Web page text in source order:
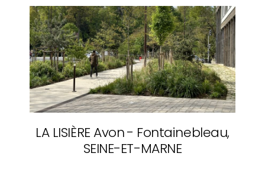
LA LISIÈREAvon - Fontainebleau,
SEINE-ET-MARNE